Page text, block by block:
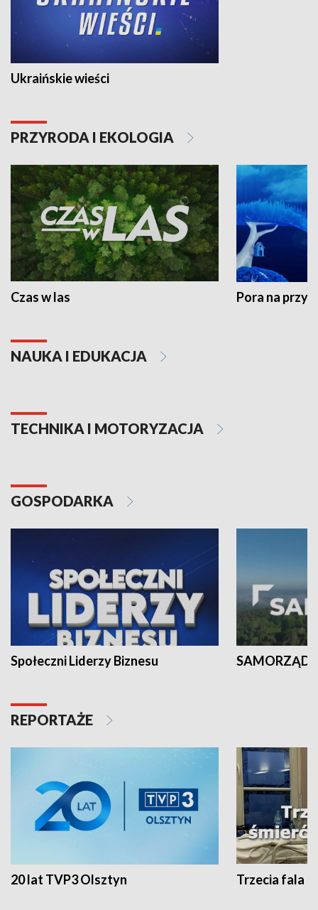
Ukraińskie wieści
PRZYRODA I EKOLOGIA
Czas w las Pora na
NAUKA I EDUKACJA
TECHNIKA I MOTORYZACJA
GOSPODARKA
Społeczni Liderzy Biznesu SAMORZĄD
REPORTAŻE
20 lat TVP3 Olsztyn Trzecia fala -